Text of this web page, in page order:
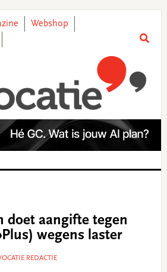
Webshop
doet aangifte tegen
wegens laster
REDACTIE